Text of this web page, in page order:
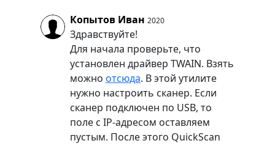
Копытов Иван 2020
Здравствуйте!
Для начала проверьте, что
установлен драйвер TWAIN. Взять
можно отсюда. В этой утилите
нужно настроить сканер. Если
сканер подключен по USB, то
поле с IP-адресом оставляем
пустым. После этого QuickScan